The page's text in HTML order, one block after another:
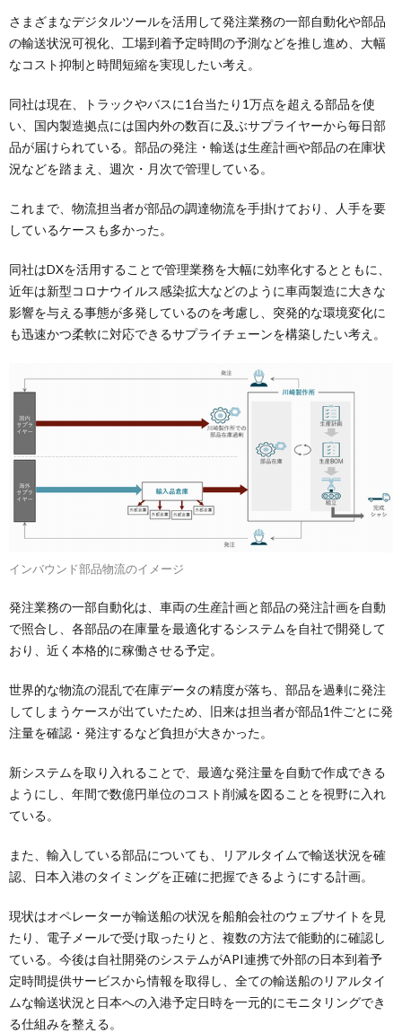
さまざまなデジタルツールを活用して発注業務の一部自動化や部品
の輸送状況可視化、工場到着予定時間の予測などを推し進め、大幅
なコスト抑制と時間短縮を実現したい考え。
同社は現在、トラックやバスに1台当たり1万点を超える部品を使
い、国内製造拠点には国内外の数百に及ぶサプライヤーから毎日部
品が届けられている。部品の発注・輸送は生産計画や部品の在庫状
況などを踏まえ、週次・月次で管理している。
これまで、物流担当者が部品の調達物流を手掛けており、人手を要
しているケースも多かった。
同社はDXを活用することで管理業務を大幅に効率化するとともに、
近年は新型コロナウイルス感染拡大などのように車両製造に大きな
影響を与える事態が多発しているのを考慮し、突発的な環境変化に
も迅速かつ柔軟に対応できるサプライチェーンを構築したい考え。
インバウンド部品物流のイメージ
発注業務の一部自動化は、車両の生産計画と部品の発注計画を自動
で照合し、各部品の在庫量を最適化するシステムを自社で開発して
おり、近く本格的に稼働させる予定。
世界的な物流の混乱で在庫データの精度が落ち、部品を過剰に発注
してしまうケースが出ていたため、旧来は担当者が部品1件ごとに発
注量を確認・発注するなど負担が大きかった。
新システムを取り入れることで、最適な発注量を自動で作成できる
ようにし、年間で数億円単位のコスト削減を図ることを視野に入れ
ている。
また、輸入している部品についても、リアルタイムで輸送状況を確
認、日本入港のタイミングを正確に把握できるようにする計画。
現状はオペレーターが輸送船の状況を船舶会社のウェブサイトを見
たり、電子メールで受け取ったりと、複数の方法で能動的に確認し
ている。今後は自社開発のシステムがAPI連携で外部の日本到着予
定時間提供サービスから情報を取得し、全ての輸送船のリアルタイ
ムな輸送状況と日本への入港予定日時を一元的にモニタリングでき
る仕組みを整える。